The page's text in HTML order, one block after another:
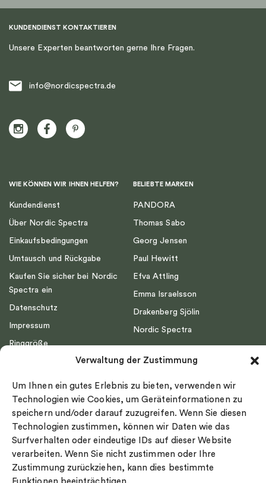
Verwaltung der Zustimmung
Um Ihnen ein gutes Erlebnis zu bieten, verwenden wir
Technologien wie Cookies, um Geräteinformationen zu
speichern und/oder darauf zuzugreifen. Wenn Sie diesen
Technologien zustimmen, können wir Daten wie das
Surfverhalten oder eindeutige IDs auf dieser Website
verarbeiten. Wenn Sie nicht zustimmen oder Ihre
Zustimmung zurückziehen, kann dies bestimmte
KUNDENDIENST KONTAKTIEREN
Unsere Experten beantworten gerne Ihre Fragen.
info@nordicspectra.de
WIE KÖNNEN WIR IHNEN HELFEN?
Kundendienst
Über Nordic Spectra
Einkaufsbedingungen
Umtausch und Rückgabe
Kaufen Sie sicher bei Nordic
Spectra ein
Datenschutz
Impressum
Ringgröße
Sekretesspolicy
BELIEBTE MARKEN
PANDORA
Thomas Sabo
Georg Jensen
Paul Hewitt
Efva Attling
Emma Israelsson
Drakenberg Sjölin
Nordic Spectra
Select country